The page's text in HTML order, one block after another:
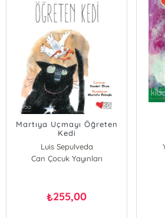
Martıya Uçmayı Öğreten
Kedi
Luis Sepulveda
Can Çocuk Yayınları
₺255,00